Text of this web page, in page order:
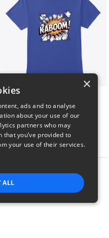
product
×
ads and to analyse
about your use of our
partners who may
you’ve provided to
your use of their services.
ALL
PERFORMANCE